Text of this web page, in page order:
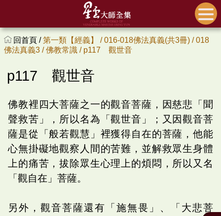
回首頁 /第一類【經義】 /016-018佛法真義(共3冊) /018
佛法真義3 /佛教常識 / p117 觀世音
p117 觀世音
佛教裡四大菩薩之一的觀音菩薩，因慈悲「聞
聲救苦」，所以名為「觀世音」；又因觀音菩
薩是從「般若觀慧」裡獲得自在的菩薩，他能
心無掛礙地觀察人間的苦難，並解救眾生身體
上的痛苦，拔除眾生心理上的煩悶，所以又名
「觀自在」菩薩。
另外，觀音菩薩還有「施無畏」、「大悲菩